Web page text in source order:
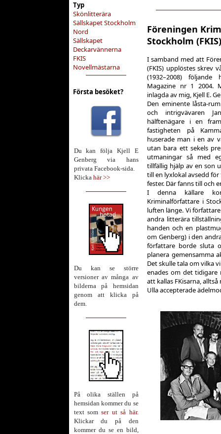
Typ
Skönlitterära
Sällskapet Stockholm
Nord
Sällskapet
Deckarvännerna
FKIS
Novellmästarna
Första besöket?
Du kan följa Kjell E
Genberg via hans
privata Facebook-sida.
Klicka här >>
Du kan se större
versioner av många av
bilderna på hemsidan
genom att klicka på
dem.
På olika ställen på
hemsidan kommer du se
text somser ut så här.
Klickar du på den
kommer du se en bild,
Föreningen
Stockholm (FKIS)
I samband med att
(FKIS) upplöstes skrev
(1932–2008)
Magazine nr 1 2004.
inlagda av mig, Kjell E.
Den eminente låsta-
och intrigvävaren
hälftenägare i en
fastigheten på
huserade man i en av
utan bara ett sekels
utmaningar så med
tillfällig hjälp av en son
till en lyxlokal avsedd
fester. Där fanns till och
I denna källare
Kriminalförfattare i
luften länge. Vi
andra litterära
handen och en
om Genberg) i den
författare borde sluta
planera gemensamma
Det skulle tala om vilka
enades om det
att kallas FKisarna,
Ulla accepterade